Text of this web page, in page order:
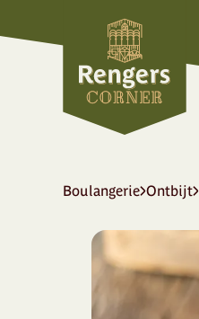
Boulangerie Ontbijt